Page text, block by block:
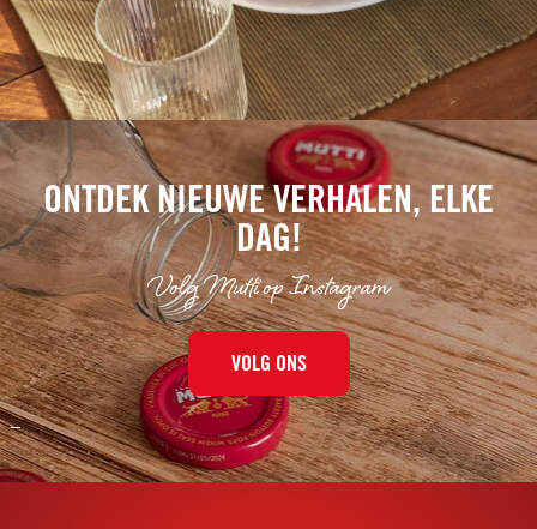
ONTDEK NIEUWE VERHALEN, ELKE
DAG!
Volg Mutti op Instagram
VOLG ONS
–